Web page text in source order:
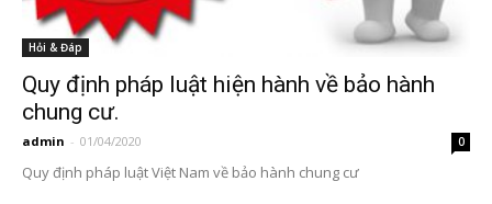
Hỏi & Đáp
Quy định pháp luật hiện hành về bảo hành
chung cư.
admin - 01/04/2020 0
Quy định pháp luật Việt Nam về bảo hành chung cư